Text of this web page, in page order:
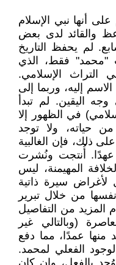
أنها نبي الإسلام
والقائد لدى بعض
لم يحفظ التاريخ
"محمد" فقط، الذي
التراث الإسلامي.
إليه، وربما إلى
اليقين. لم تبدأ
في الظهور إلا
من حياته، ولا توجد
ذلك، فإن الغالبية
عهدًا. أُنتجت ونُشرت
المهيمنة، ليس
بل لأغراض سيرة ذاتية
من خلال تبرير
المزيد من التفاصيل
(وبالتالي غير
منها عمدًا، مما دفع
الفعلي لمحمد.